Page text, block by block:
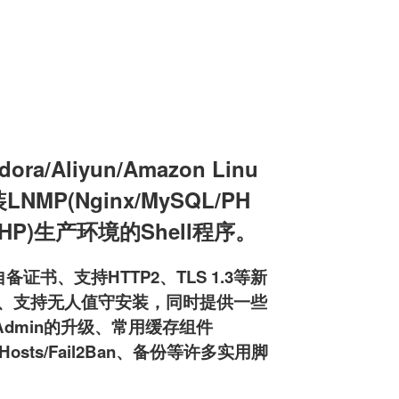
Aliyun/Amazon Linu
MySQL/PH
生产环境的Shell程序。
证书、支持HTTP2、TLS 1.3等新
支持无人值守安装，同时提供一些
的升级、常用缓存组件
Fail2Ban、备份等许多实用脚